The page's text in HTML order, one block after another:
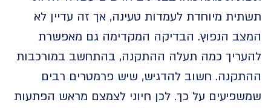
מיוחדת לעמדות טעינה, אך זה עדיין לא
הנפוץ. הבדיקה המקדימה גם מאפשרת
כמה תעלה ההתקנה, בהתחשב במורכבות
חשוב להדגיש, שיש פרמטרים רבים
על כך. לכן חיוני לצמצם מראש הפתעות